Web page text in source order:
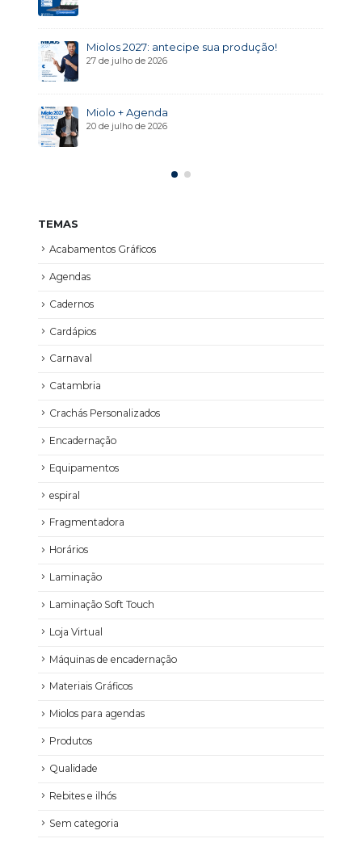
Miolos 2027: antecipe sua produção!
27 de julho de 2026
Miolo + Agenda
20 de julho de 2026
TEMAS
Acabamentos Gráficos
Agendas
Cadernos
Cardápios
Carnaval
Catambria
Crachás Personalizados
Encadernação
Equipamentos
espiral
Fragmentadora
Horários
Laminação
Laminação Soft Touch
Loja Virtual
Máquinas de encadernação
Materiais Gráficos
Miolos para agendas
Produtos
Qualidade
Rebites e ilhós
Sem categoria